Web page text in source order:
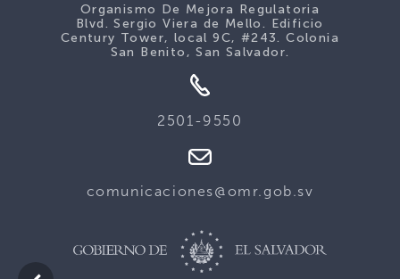
Organismo De Mejora Regulatoria
Blvd. Sergio Viera de Mello. Edificio
Century Tower, local 9C, #243. Colonia
San Benito, San Salvador.
2501-9550
comunicaciones@omr.gob.sv